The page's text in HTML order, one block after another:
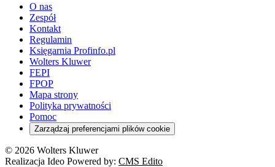
O nas
Zespół
Kontakt
Regulamin
Księgarnia Profinfo.pl
Wolters Kluwer
FEPI
FPOP
Mapa strony
Polityka prywatności
Pomoc
Zarządzaj preferencjami plików cookie
© 2026 Wolters Kluwer
Realizacja Ideo Powered by: CMS Edito